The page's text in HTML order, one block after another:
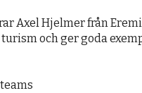
Axel Hjelmer från
och ger goda